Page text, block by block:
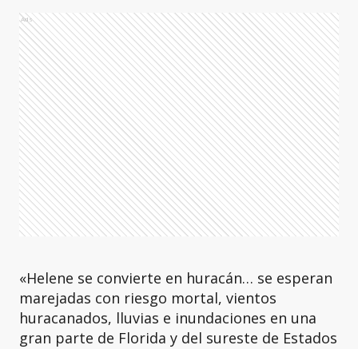
Ads
«Helene se convierte en huracán… se esperan
marejadas con riesgo mortal, vientos
huracanados, lluvias e inundaciones en una
gran parte de Florida y del sureste de Estados